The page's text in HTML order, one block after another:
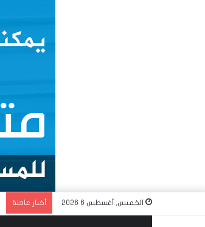
الخميس, أغسطس 6 2026 أخبار عاجلة